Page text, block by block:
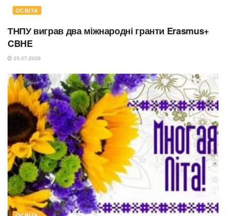
ОСВІТА
ТНПУ виграв два міжнародні гранти Erasmus+
CBHE
25.07.2026